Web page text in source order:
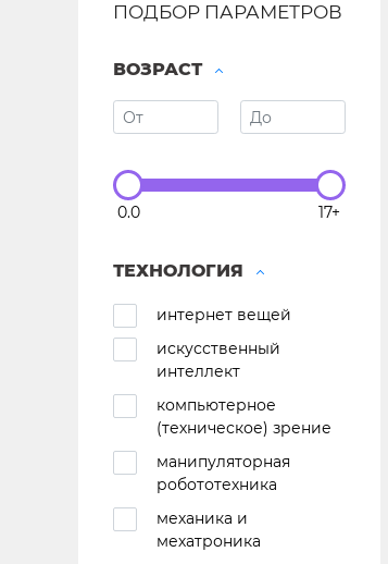
ПОДБОР ПАРАМЕТРОВ
ВОЗРАСТ
0.0 17+
ТЕХНОЛОГИЯ
интернет вещей
искусственный
интеллект
компьютерное
(техническое) зрение
манипуляторная
робототехника
механика и
мехатроника